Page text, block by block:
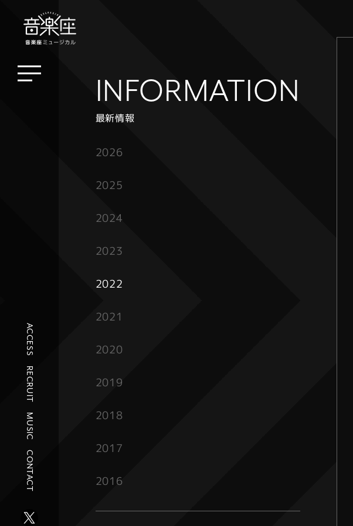
ACCESS
RECRUIT
MUSIC
CONTACT
INFORMATION
最新情報
2026
2025
2024
2023
2022
2021
2020
2019
2018
2017
2016